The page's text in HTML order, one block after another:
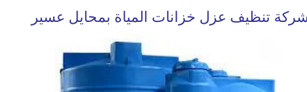
تنظيف عزل خزانات المياة بمحايل عسير